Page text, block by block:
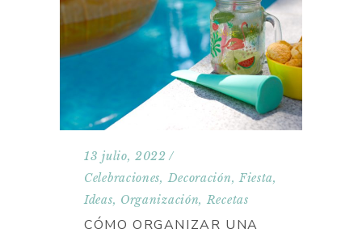
13 julio, 2022
Celebraciones,Decoración,Fiesta,
Ideas, Organización, Recetas
CÓMO ORGANIZAR UNA